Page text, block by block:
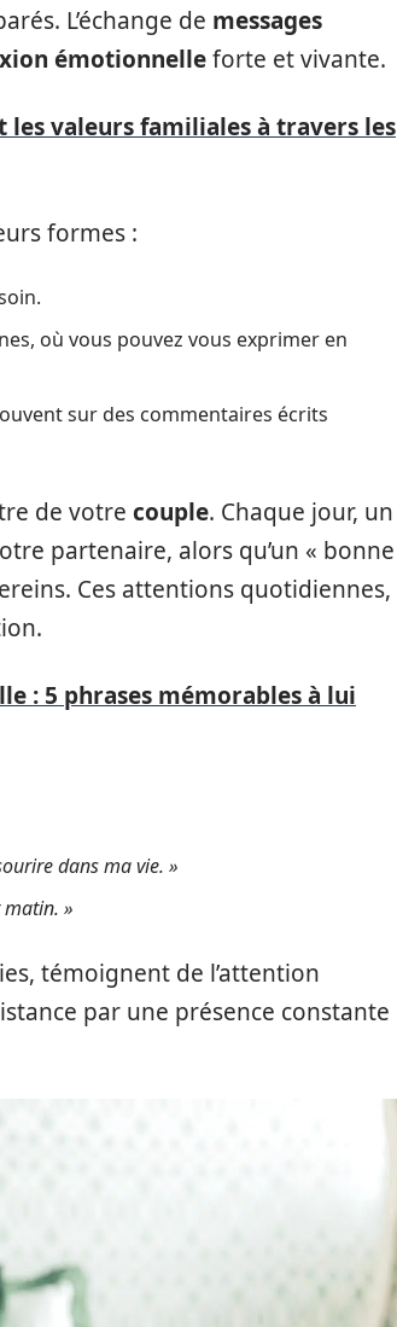
L’échange de messages
émotionnelleforte et vivante.
valeurs familiales à travers les
formes :
où vous pouvez vous exprimer en
sur des commentaires écrits
de votre couple. Chaque jour, un
partenaire, alors qu’un « bonne
Ces attentions quotidiennes,
: 5 phrases mémorables à lui
dans ma vie. »
matin. »
témoignent de l’attention
par une présence constante